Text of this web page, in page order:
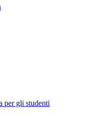
per gli studenti